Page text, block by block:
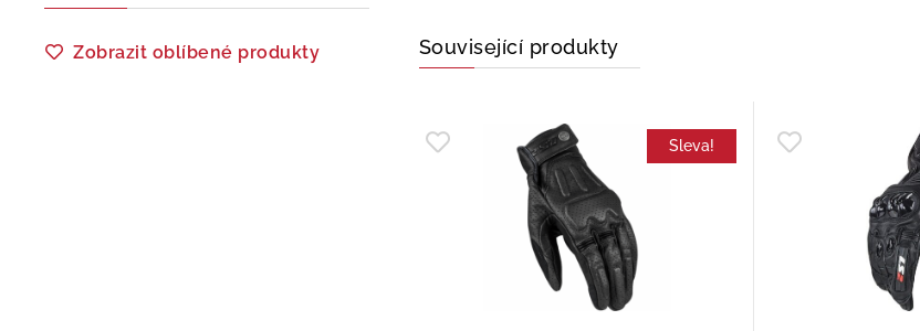
Zobrazit oblíbené produkty Související produkty
Sleva!